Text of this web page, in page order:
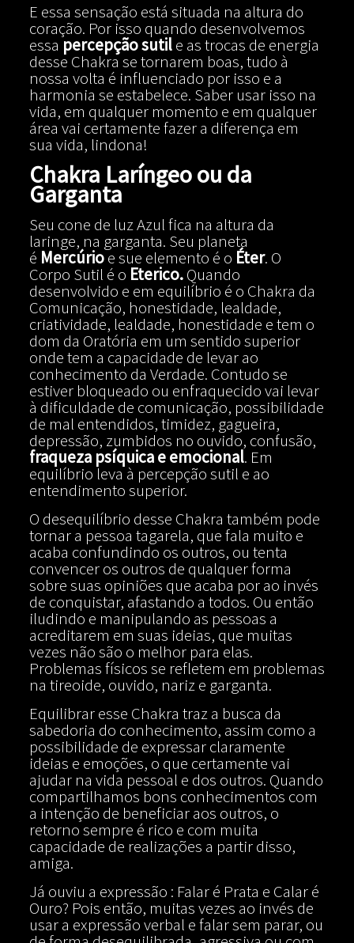
E essa sensação está situada na altura do
coração. Por isso quando desenvolvemos
essa percepção sutile as trocas de energia
desse Chakra se tornarem boas, tudo à
nossa volta é influenciado por isso e a
harmonia se estabelece. Saber usar isso na
vida, em qualquer momento e em qualquer
área vai certamente fazer a diferença em
sua vida, lindona!
Chakra Laríngeo ou da
Garganta
Seu cone de luz Azul fica na altura da
laringe, na garganta. Seu planeta
é Mercúrioe sue elemento é o Éter. O
Corpo Sutil é o Eterico.Quando
desenvolvido e em equilíbrio é o Chakra da
Comunicação, honestidade, lealdade,
criatividade, lealdade, honestidade e tem o
dom da Oratória em um sentido superior
onde tem a capacidade de levar ao
conhecimento da Verdade. Contudo se
estiver bloqueado ou enfraquecido vai levar
à dificuldade de comunicação, possibilidade
de mal entendidos, timidez, gagueira,
depressão, zumbidos no ouvido, confusão,
fraqueza psíquica e emocional. Em
equilíbrio leva à percepção sutil e ao
entendimento superior.
O desequilíbrio desse Chakra também pode
tornar a pessoa tagarela, que fala muito e
acaba confundindo os outros, ou tenta
convencer os outros de qualquer forma
sobre suas opiniões que acaba por ao invés
de conquistar, afastando a todos. Ou então
iludindo e manipulando as pessoas a
acreditarem em suas ideias, que muitas
vezes não são o melhor para elas.
Problemas físicos se refletem em problemas
na tireoide, ouvido, nariz e garganta.
Equilibrar esse Chakra traz a busca da
sabedoria do conhecimento, assim como a
possibilidade de expressar claramente
ideias e emoções, o que certamente vai
ajudar na vida pessoal e dos outros. Quando
compartilhamos bons conhecimentos com
a intenção de beneficiar aos outros, o
retorno sempre é rico e com muita
capacidade de realizações a partir disso,
amiga.
Já ouviu a expressão : Falar é Prata e Calar é
Ouro? Pois então, muitas vezes ao invés de
usar a expressão verbal e falar sem parar, ou